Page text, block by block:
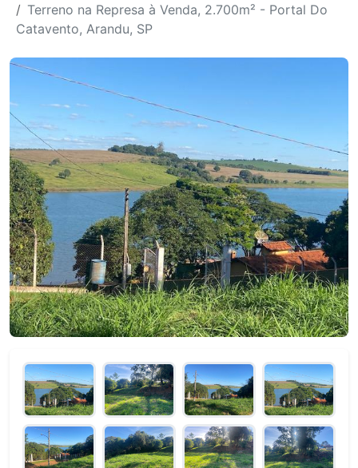
Terreno na Represa à Venda, 2.700m² - Portal Do
Catavento, Arandu, SP